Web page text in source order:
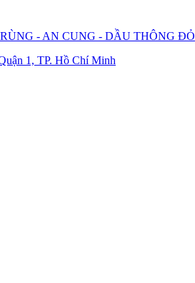
- AN CUNG - DẦU THÔNG ĐỎ
1, TP. Hồ Chí Minh